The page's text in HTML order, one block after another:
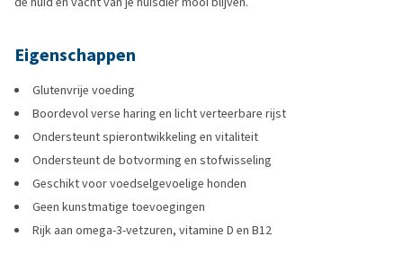
Eigenschappen
Glutenvrije voeding
Boordevol verse haring en licht verteerbare rijst
Ondersteunt spierontwikkeling en vitaliteit
Ondersteunt de botvorming en stofwisseling
Geschikt voor voedselgevoelige honden
Geen kunstmatige toevoegingen
Rijk aan omega-3-vetzuren, vitamine D en B12